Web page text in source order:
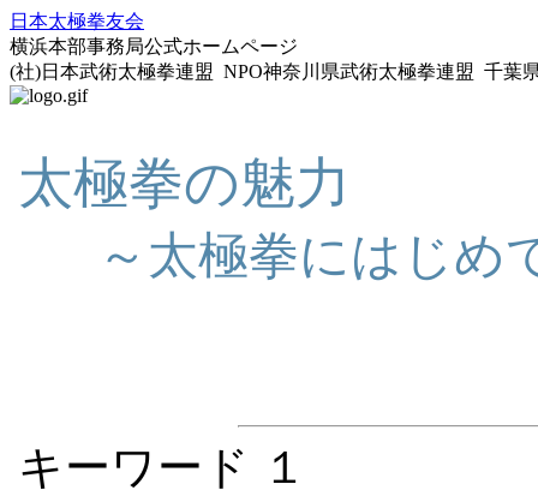
日本太極拳友会
横浜本部事務局公式ホームページ
(社)日本武術太極拳連盟 NPO神奈川県武術太極拳連盟 千
太極拳の魅力
～太極拳にはじめ
キーワード １